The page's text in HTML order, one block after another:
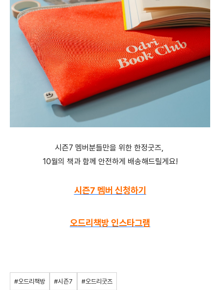
시즌7 멤버분들만을 위한 한정굿즈,
10월의 책과 함께 안전하게 배송해드릴게요!
시즌7 멤버 신청하기
오드리책방 인스타그램​
#오드리책방 #시즌7 #오드리굿즈